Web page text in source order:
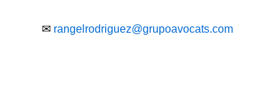
✉ rangelrodriguez@grupoavocats.com